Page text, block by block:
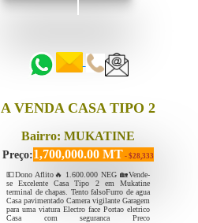
A VENDA CASA TIPO 2
Bairro: MUKATINE
Preço:1,700,000.00 MT - $28,333
💵Dono Aflito🔥 1.600.000 NEG 🏡Vende-
se Excelente Casa Tipo 2 em Mukatine
terminal de chapas. Tento falsoFurro de agua
Casa pavimentado Camera vigilante Garagem
para uma viatura Electro face Portao eletrico
Casa com seguranca Preco